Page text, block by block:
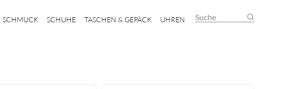
SCHMUCK SCHUHE TASCHEN & GEPÄCK UHREN Suche